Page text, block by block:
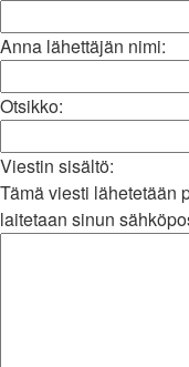
Anna lähettäjän nimi:
Otsikko:
Viestin sisältö:
Tämä viesti lähetetään
laitetaan sinun